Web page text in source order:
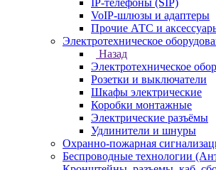
IP-телефоны (SIP)
VoIP-шлюзы и адаптеры
Прочие АТС и
Электротехническое
Назад
Электротехническое
Розетки и выключатели
Шкафы электрические
Коробки монтажные
Электрические разъёмы
Удлинители и шнуры
Охранно-пожарная
Беспроводные технологии